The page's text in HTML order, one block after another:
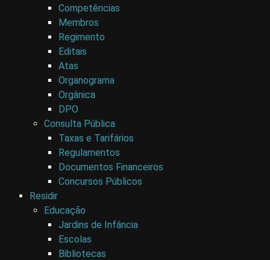
Competências
Membros
Regimento
Editais
Atas
Organograma
Orgânica
DPO
Consulta Pública
Taxas e Tarifários
Regulamentos
Documentos Financeiros
Concursos Públicos
Residir
Educação
Jardins de Infância
Escolas
Bibliotecas